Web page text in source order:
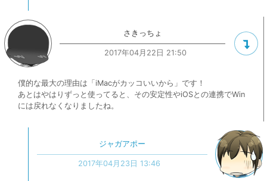
さきっちょ
2017年04月22日 21:50
僕的な最大の理由は「iMacがカッコいいから」です！
あとはやはりずっと使ってると、その安定性やiOSとの連携でWin
には戻れなくなりましたね。
ジャガアポー
2017年04月23日 13:46